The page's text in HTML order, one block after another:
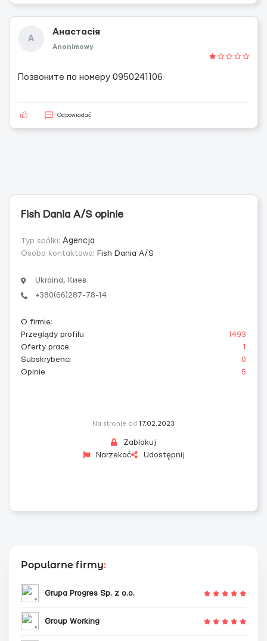
А
Анастасія
Anonimowy
Позвоните по номеру 0950241106
Odpowiadać
Fish Dania A/S opinie
Typ spółki: Agencja
Osoba kontaktowa: Fish Dania A/S
Ukraina, Киев
+380(66)287-78-14
O firmie:
Przeglądy profilu
1493
Oferty prace
1
Subskrybenci
0
Opinie
5
Na stronie od 17.02.2023
Zablokuj
Narzekać
Udostępnij
Popularne firmy:
Grupa Progres Sp. z o.o.
Group Working